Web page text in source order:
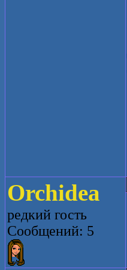
Orchidea
редкий гость
Сообщений: 5